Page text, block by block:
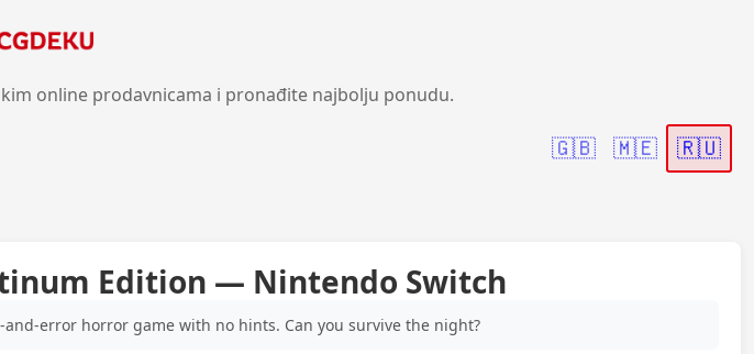
online prodavnicama i pronađite najbolju ponudu.
🇬🇧 🇲🇪 🇷🇺
Edition — Nintendo Switch
and-error horror game with no hints. Can you survive the night?